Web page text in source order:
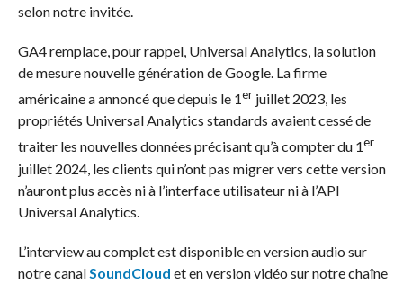
selon notre invitée.
GA4 remplace, pour rappel, Universal Analytics, la solution
de mesure nouvelle génération de Google. La firme
américaine a annoncé que depuis le 1erjuillet 2023, les
propriétés Universal Analytics standards avaient cessé de
traiter les nouvelles données précisant qu’à compter du 1er
juillet 2024, les clients qui n’ont pas migrer vers cette version
n’auront plus accès ni à l’interface utilisateur ni à l’API
Universal Analytics.
L’interview au complet est disponible en version audio sur
notre canal SoundCloud et en version vidéo sur notre chaîne